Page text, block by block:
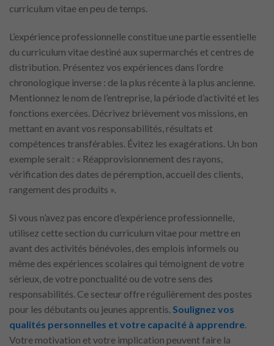
curriculum vitae en peu de temps.
L’expérience professionnelle constitue une partie essentielle
du curriculum vitae destiné aux supermarchés et centres de
distribution. Présentez vos expériences dans l’ordre
chronologique inverse : de la plus récente à la plus ancienne.
Mentionnez le nom de l’entreprise, la période d’activité et les
fonctions exercées. Décrivez brièvement vos missions, en
mettant en avant vos responsabilités, résultats et
compétences transférables. Évitez les exagérations. Un bon
exemple serait : « Réapprovisionnement des rayons,
vérification des dates de péremption, accueil des clients,
rangement des produits ».
Si vous n’avez pas encore d’expérience professionnelle,
utilisez cette section du curriculum vitae pour mettre en
avant des activités bénévoles, des emplois informels ou
même des expériences scolaires qui témoignent de votre
sérieux, de votre ponctualité ou de votre sens des
responsabilités. Ce secteur offre régulièrement des postes
pour les débutants ou jeunes apprentis.Soulignez vos
qualités personnelles et votre capacité à apprendre.
Votre motivation et votre implication peuvent faire la